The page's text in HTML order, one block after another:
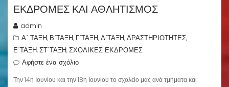
ΕΚΔΡΟΜΕΣ ΚΑΙ ΑΘΛΗΤΙΣΜΟΣ
admin
Α΄ ΤΑΞΗ, Β΄ΤΑΞΗ, Γ΄ΤΑΞΗ,Δ΄ΤΑΞΗ,ΔΡΑΣΤΗΡΙΟΤΗΤΕΣ,
Ε΄ΤΑΞΗ,ΣΤ΄ΤΑΞΗ,ΣΧΟΛΙΚΕΣ ΕΚΔΡΟΜΕΣ
Αφήστε ένα σχόλιο
Την 14η Ιουνίου και την 18η Ιουνίου το σχολείο μας ανά τμήματα και